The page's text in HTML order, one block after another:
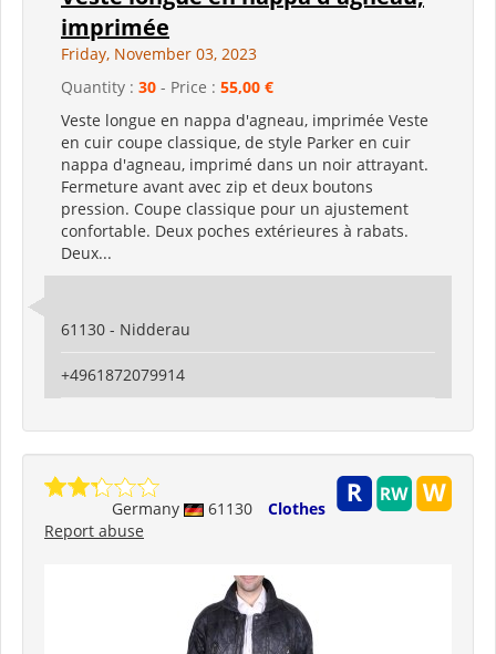
imprimée
Friday, November 03, 2023
Quantity : 30 - Price : 55,00 €
Veste longue en nappa d'agneau, imprimée Veste
en cuir coupe classique, de style Parker en cuir
nappa d'agneau, imprimé dans un noir attrayant.
Fermeture avant avec zip et deux boutons
pression. Coupe classique pour un ajustement
confortable. Deux poches extérieures à rabats.
Deux...
61130 - Nidderau
+4961872079914
Germany 61130
Clothes
Report abuse